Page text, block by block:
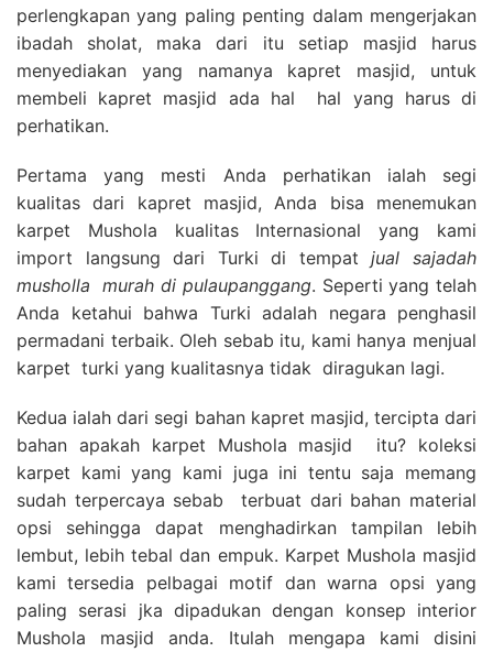
perlengkapan yang paling penting dalam mengerjakan
ibadah sholat, maka dari itu setiap masjid harus
menyediakan yang namanya kapret masjid, untuk
membeli kapret masjid ada hal hal yang harus di
perhatikan.
Pertama yang mesti Anda perhatikan ialah segi
kualitas dari kapret masjid, Anda bisa menemukan
karpet Mushola kualitas Internasional yang kami
import langsung dari Turki di tempatjual sajadah
musholla
murah di pulaupanggang. Seperti yang telah
Anda ketahui bahwa Turki adalah negara penghasil
permadani terbaik. Oleh sebab itu, kami hanya menjual
karpet turki yang kualitasnya tidak diragukan lagi.
Kedua ialah dari segi bahan kapret masjid, tercipta dari
bahan apakah karpet Mushola masjid itu? koleksi
karpet kami yang kami juga ini tentu saja memang
sudah terpercaya sebab terbuat dari bahan material
opsi sehingga dapat menghadirkan tampilan lebih
lembut, lebih tebal dan empuk. Karpet Mushola masjid
kami tersedia pelbagai motif dan warna opsi yang
paling serasi jka dipadukan dengan konsep interior
Mushola masjid anda. Itulah mengapa kami disini